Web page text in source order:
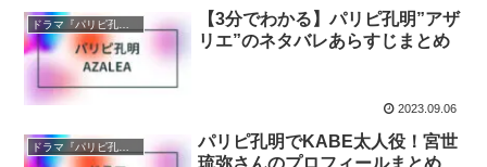
【3分でわかる】パリピ孔明”アザ
リエ”のネタバレあらすじまとめ
2023.09.06
パリピ孔明でKABE太人役！宮世
琉弥さんのプロフィールまとめ